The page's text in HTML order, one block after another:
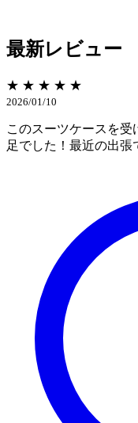
最新レビュー
★ ★ ★ ★ ★
2026/01/10
このスーツケースを
足でした！最近の出張